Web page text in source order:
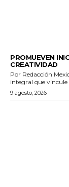
PROMUEVEN
CREATIVIDAD
Por Redacción Mexicali.- Con el objetivo de construir un ecosistema
integral que vincule
9 agosto, 2026